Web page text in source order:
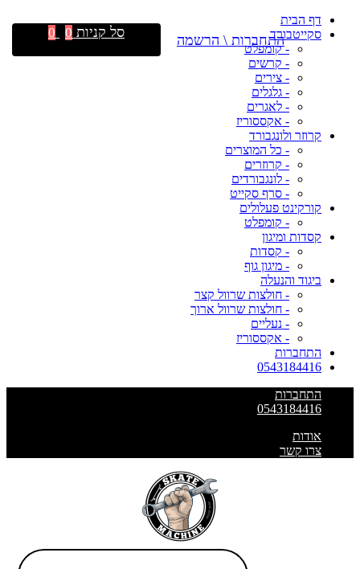
דף הבית
סקייטבורד
- קומפלט
- קרשים
- צירים
- גלגלים
- לאגרים
- אקססוריז
קרוזר ולונגבורד
- כל המוצרים
- קרוזרים
- לונגבורדים
- סרף סקייט
קורקינט פעלולים
- קומפלט
קסדות ומיגון
- קסדות
- מיגון גוף
ביגוד והנעלה
- חולצות שרוול קצר
- חולצות שרוול ארוך
- נעליים
- אקססוריז
התחברות
0543184416
התחברות
0543184416
אודות
צרו קשר
התחברות \ הרשמה סל קניות 0
0